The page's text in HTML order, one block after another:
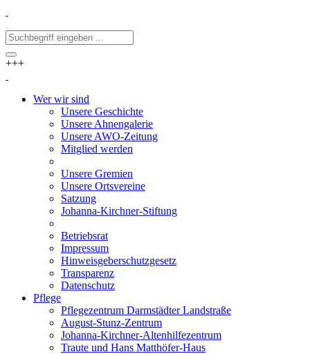
+++
Wer wir sind
Unsere Geschichte
Unsere Ahnengalerie
Unsere AWO-Zeitung
Mitglied werden
Unsere Gremien
Unsere Ortsvereine
Satzung
Johanna-Kirchner-Stiftung
Betriebsrat
Impressum
Hinweisgeberschutzgesetz
Transparenz
Datenschutz
Pflege
Pflegezentrum Darmstädter Landstraße
August-Stunz-Zentrum
Johanna-Kirchner-Altenhilfezentrum
Traute und Hans Matthöfer-Haus